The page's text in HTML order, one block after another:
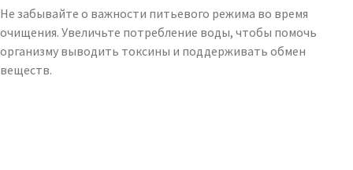
Не забывайте о важности питьевого режима во время
очищения. Увеличьте потребление воды, чтобы помочь
организму выводить токсины и поддерживать обмен
веществ.